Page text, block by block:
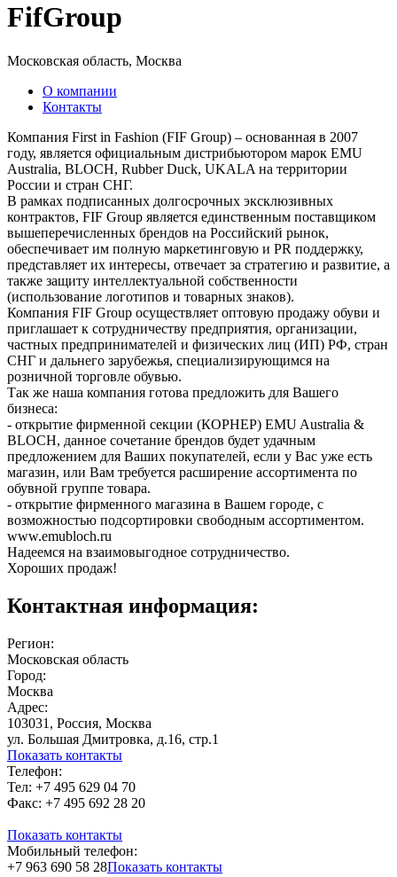
FifGroup
Московская область, Москва
О компании
Контакты
Компания First in Fashion (FIF Group) – основанная в 2007
году, является официальным дистрибьютором марок EMU
Australia, BLOCH, Rubber Duck, UKALA на территории
России и стран СНГ.
В рамках подписанных долгосрочных эксклюзивных
контрактов, FIF Group является единственным поставщиком
вышеперечисленных брендов на Российский рынок,
обеспечивает им полную маркетинговую и PR поддержку,
представляет их интересы, отвечает за стратегию и развитие, а
также защиту интеллектуальной собственности
(использование логотипов и товарных знаков).
Компания FIF Group осуществляет оптовую продажу обуви и
приглашает к сотрудничеству предприятия, организации,
частных предпринимателей и физических лиц (ИП) РФ, стран
СНГ и дальнего зарубежья, специализирующимся на
розничной торговле обувью.
Так же наша компания готова предложить для Вашего
бизнеса:
- открытие фирменной секции (КОРНЕР) EMU Australia &
BLOCH, данное сочетание брендов будет удачным
предложением для Ваших покупателей, если у Вас уже есть
магазин, или Вам требуется расширение ассортимента по
обувной группе товара.
- открытие фирменного магазина в Вашем городе, с
возможностью подсортировки свободным ассортиментом.
www.emubloch.ru
Надеемся на взаимовыгодное сотрудничество.
Хороших продаж!
Контактная информация:
Регион:
Московская область
Город:
Москва
Адрес:
103031, Россия, Москва
ул. Большая Дмитровка, д.16, стр.1
Показать контакты
Телефон:
Тел: +7 495 629 04 70
Факс: +7 495 692 28 20
Показать контакты
Мобильный телефон:
+7 963 690 58 28Показать контакты